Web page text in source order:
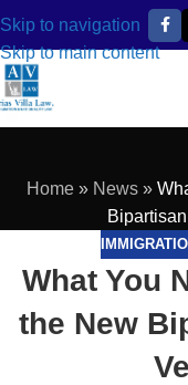
Skip to navigation
Skip to main content
Home » News »
What You
the New